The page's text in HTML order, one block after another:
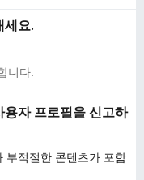
세요.
니다.
자 프로필을 신고하
부적절한 콘텐츠가 포함